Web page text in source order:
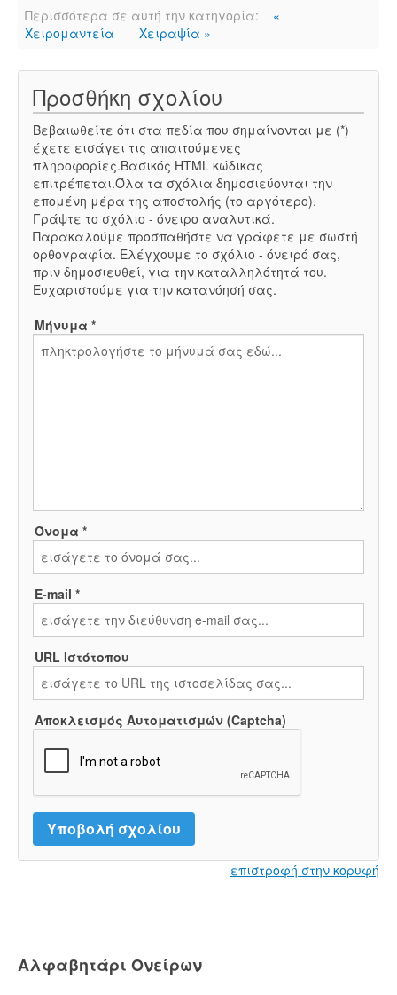
Περισσότερα σε αυτή την κατηγορία:
«
Χειρομαντεία
Χειραψία »
Προσθήκη σχολίου
Βεβαιωθείτε ότι στα πεδία που σημαίνονται με (*)
έχετε εισάγει τις απαιτούμενες
πληροφορίες.Βασικός HTML κώδικας
επιτρέπεται.Όλα τα σχόλια δημοσιεύονται την
επομένη μέρα της αποστολής (το αργότερο).
Γράψτε το σχόλιο - όνειρο αναλυτικά.
Παρακαλούμε προσπαθήστε να γράφετε με σωστή
ορθογραφία. Ελέγχουμε το σχόλιο - όνειρό σας,
πριν δημοσιευθεί, για την καταλληλότητά του.
Ευχαριστούμε για την κατανόησή σας.
Μήνυμα *
Όνομα *
E-mail *
URL Ιστότοπου
Αποκλεισμός Αυτοματισμών (Captcha)
επιστροφή στην κορυφή
Αλφαβητάρι Ονείρων